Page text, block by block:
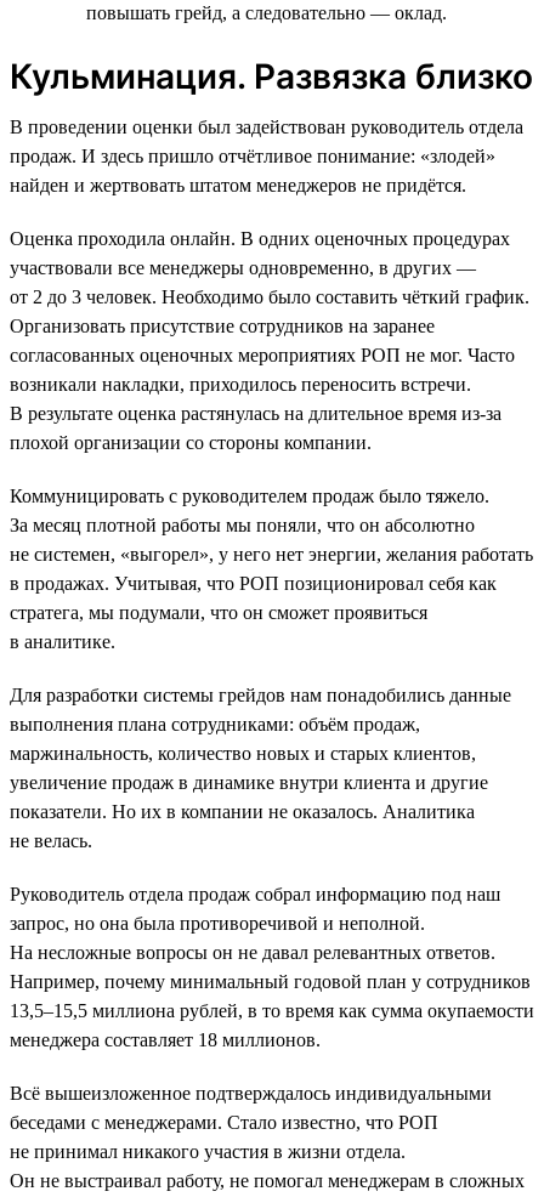
повышать грейд, а следовательно — оклад.
Кульминация. Развязка близко
В проведении оценки был задействован руководитель отдела
продаж. И здесь пришло отчётливое понимание: «злодей»
найден и жертвовать штатом менеджеров не придётся.
Оценка проходила онлайн. В одних оценочных процедурах
участвовали все менеджеры одновременно, в других —
от 2 до 3 человек. Необходимо было составить чёткий график.
Организовать присутствие сотрудников на заранее
согласованных оценочных мероприятиях РОП не мог. Часто
возникали накладки, приходилось переносить встречи.
В результате оценка растянулась на длительное время из-за
плохой организации со стороны компании.
Коммуницировать с руководителем продаж было тяжело.
За месяц плотной работы мы поняли, что он абсолютно
не системен, «выгорел», у него нет энергии, желания работать
в продажах. Учитывая, что РОП позиционировал себя как
стратега, мы подумали, что он сможет проявиться
в аналитике.
Для разработки системы грейдов нам понадобились данные
выполнения плана сотрудниками: объём продаж,
маржинальность, количество новых и старых клиентов,
увеличение продаж в динамике внутри клиента и другие
показатели. Но их в компании не оказалось. Аналитика
не велась.
Руководитель отдела продаж собрал информацию под наш
запрос, но она была противоречивой и неполной.
На несложные вопросы он не давал релевантных ответов.
Например, почему минимальный годовой план у сотрудников
13,5–15,5 миллиона рублей, в то время как сумма окупаемости
менеджера составляет 18 миллионов.
Всё вышеизложенное подтверждалось индивидуальными
беседами с менеджерами. Стало известно, что РОП
не принимал никакого участия в жизни отдела.
Он не выстраивал работу, не помогал менеджерам в сложных